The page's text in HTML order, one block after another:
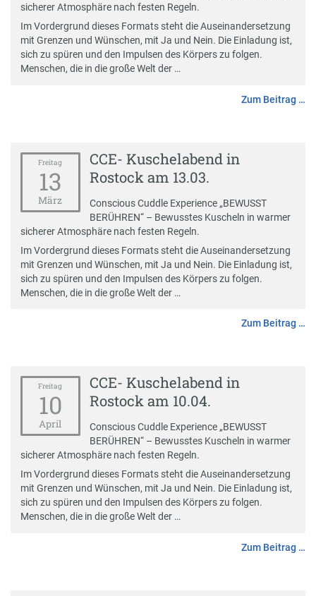
sicherer Atmosphäre nach festen Regeln.
Im Vordergrund dieses Formats steht die Auseinandersetzung
mit Grenzen und Wünschen, mit Ja und Nein. Die Einladung ist,
sich zu spüren und den Impulsen des Körpers zu folgen.
Menschen, die in die große Welt der …
Zum Beitrag …
Freitag
13
März
CCE- Kuschelabend in
Rostock am 13.03.
Conscious Cuddle Experience „BEWUSST
BERÜHREN“ – Bewusstes Kuscheln in warmer
sicherer Atmosphäre nach festen Regeln.
Im Vordergrund dieses Formats steht die Auseinandersetzung
mit Grenzen und Wünschen, mit Ja und Nein. Die Einladung ist,
sich zu spüren und den Impulsen des Körpers zu folgen.
Menschen, die in die große Welt der …
Zum Beitrag …
Freitag
10
April
CCE- Kuschelabend in
Rostock am 10.04.
Conscious Cuddle Experience „BEWUSST
BERÜHREN“ – Bewusstes Kuscheln in warmer
sicherer Atmosphäre nach festen Regeln.
Im Vordergrund dieses Formats steht die Auseinandersetzung
mit Grenzen und Wünschen, mit Ja und Nein. Die Einladung ist,
sich zu spüren und den Impulsen des Körpers zu folgen.
Menschen, die in die große Welt der …
Zum Beitrag …